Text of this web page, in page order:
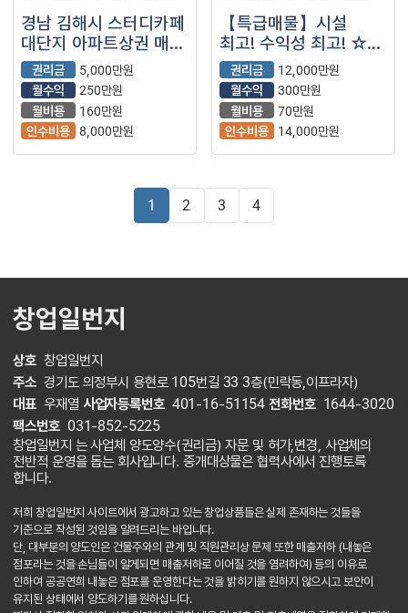
경남 김해시 스터디카페
대단지 아파트상권 매장
컨디션 매우 좋은
매장입니다
권리금
5,000만원
월수익
250만원
월비용
160만원
인수비용 8,000만원
【특급매물】시설
최고! 수익성 최고! ☆
스터디카페☆ 입니다.
권리금
12,000만원
월수익
300만원
월비용
70만원
인수비용
14,000만원
1 2 3 4
창업일번지
상호 창업일번지
주소 경기도 의정부시 용현로 105번길 33 3층(민락동,이프라자)
대표 우재열 사업자등록번호 401-16-51154 전화번호 1644-3020
팩스번호 031-852-5225
창업일번지 는 사업체 양도양수(권리금) 자문 및 허가,변경, 사업체의
전반적 운영을 돕는 회사입니다. 중개대상물은 협력사에서 진행토록
합니다.
저희 창업일번지 사이트에서 광고하고 있는 창업상품들은 실제 존재하는 것들을
기준으로 작성된 것임을 알려드리는 바입니다.
단, 대부분의 양도인은 건물주와의 관계 및 직원관리상 문제 또한 매출저하 (내놓은
점포라는 것을 손님들이 알게되면 매출저하로 이어질 것을 염려하여) 등의 이유로
인하여 공공연희 내놓은 점포를 운영한다는 것을 밝히기를 원하지 않으시고 보안이
유지된 상태에서 양도하기를 원하십니다.